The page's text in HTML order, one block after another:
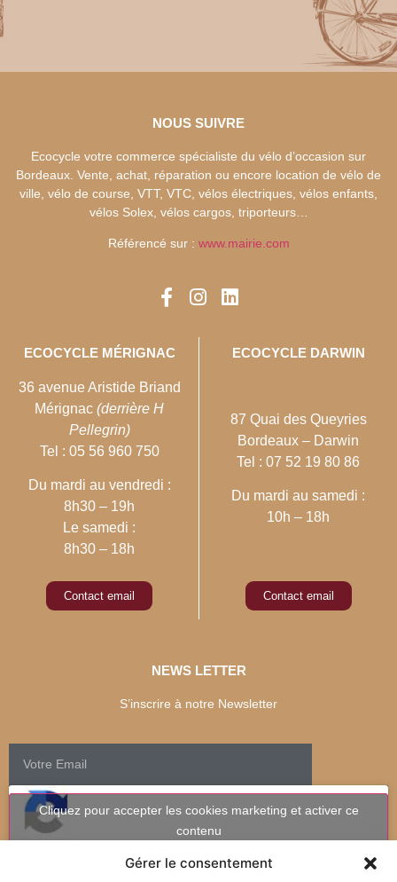
Gérer le consentement
NOUS SUIVRE
Ecocycle votre commerce spécialiste du vélo d’occasion sur
Bordeaux. Vente, achat, réparation ou encore location de vélo de
ville, vélo de course, VTT, VTC, vélos électriques, vélos enfants,
vélos Solex, vélos cargos, triporteurs…
Référencé sur : www.mairie.com
ECOCYCLE MÉRIGNAC
36 avenue Aristide Briand
Mérignac (derrière H
Pellegrin)
Tel : 05 56 960 750
Du mardi au vendredi :
8h30 – 19h
Le samedi :
8h30 – 18h
Contact email
ECOCYCLE DARWIN
87 Quai des Queyries
Bordeaux – Darwin
Tel : 07 52 19 80 86
Du mardi au samedi :
10h – 18h
Contact email
NEWS LETTER
S’inscrire à notre Newsletter
Cliquez pour accepter les cookies marketing et activer ce
contenu